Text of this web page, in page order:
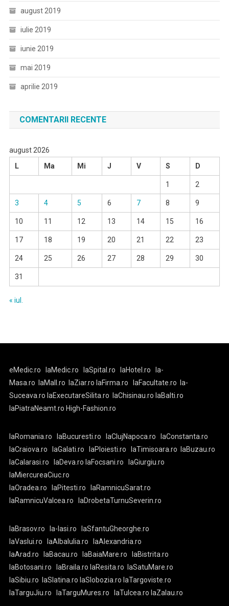
august 2019
iulie 2019
iunie 2019
mai 2019
aprilie 2019
COMENTARII RECENTE
august 2026
L
Ma Mi J V S D
1 2
3 4 5 6 7 8 9
10 11 12 13 14 15 16
17 18 19 20 21 22 23
24 25 26 27 28 29 30
31
« iul.
eMedic.ro laMedic.ro laSpital.ro laHotel.ro
la-
Masa.ro laMall.ro laZiar.rolaFirma.ro laFacultate.ro la-
Suceava.ro laExecutareSilita.ro laChisinau.ro laBalti.ro
laPiatraNeamt.ro High-Fashion.ro
laRomania.ro laBucuresti.ro laClujNapoca.ro
laConstanta.ro
laCraiova.ro
laGalati.ro laPloiesti.ro laTimisoara.ro laBuzau.ro
laCalarasi.ro
laDeva.ro laFocsani.ro
laGiurgiu.ro
laMiercureaCiuc.ro
laOradea.ro
laPitesti.ro
laRamnicuSarat.ro
laRamnicuValcea.ro
laDrobetaTurnuSeverin.ro
laBrasov.ro la-Iasi.ro
laSfantuGheorghe.ro
laVaslui.rolaAlbaIulia.ro
laAlexandria.ro
laArad.ro
laBacau.ro laBaiaMare.ro
laBistrita.ro
laBotosani.ro
laBraila.ro laResita.ro laSatuMare.ro
laSibiu.ro laSlatina.ro laSlobozia.ro laTargoviste.ro
laTarguJiu.rolaTarguMures.ro laTulcea.rolaZalau.ro